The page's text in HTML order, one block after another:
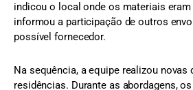
indicou o local onde os materiais
informou a participação de outros
possível fornecedor.
Na sequência, a equipe realizou
residências. Durante as abordagens,